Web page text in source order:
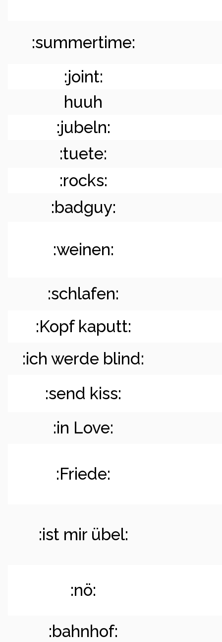
:summertime:
:joint:
huuh
:jubeln:
:tuete:
:rocks:
:badguy:
:weinen:
:schlafen:
:Kopf kaputt:
:ich werde blind:
:send kiss:
:in Love:
:Friede:
:ist mir übel:
:nö:
:bahnhof: